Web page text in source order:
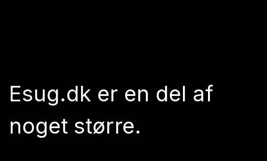
Esug.dk er en del af
noget større.